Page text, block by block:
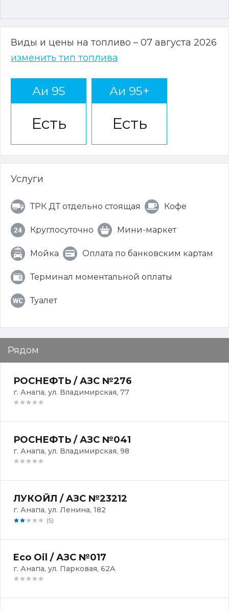
Виды и цены на топливо – 07 августа 2026
изменить тип топлива
Аи 95
Есть
Аи 95+
Есть
Услуги
ТРК ДТ отдельно стоящая Кофе
Круглосуточно Мини-маркет
Мойка Оплата по банковским картам
Терминал моментальной оплаты
Туалет
Рядом
РОСНЕФТЬ / АЗС №276
г. Анапа, ул. Владимирская, 77
РОСНЕФТЬ / АЗС №041
г. Анапа, ул. Владимирская, 98
ЛУКОЙЛ / АЗС №23212
г. Анапа, ул. Ленина, 182
(5)
Eco Oil / АЗС №017
г. Анапа, ул. Парковая, 62А